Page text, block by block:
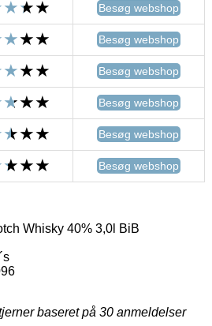
Besøg webshop
Besøg webshop
Besøg webshop
Besøg webshop
Besøg webshop
Besøg webshop
Whisky 40% 3,0l BiB
baseret på 30 anmeldelser